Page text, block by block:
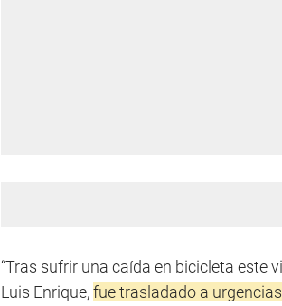
“Tras sufrir una caída en bicicleta este
Luis Enrique,fue trasladado a